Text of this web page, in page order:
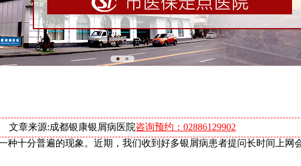
文章来源:成都银康银屑病医院咨询预约：02886129902
十分普遍的现象。近期，我们收到好多银屑病患者提问长时间上网